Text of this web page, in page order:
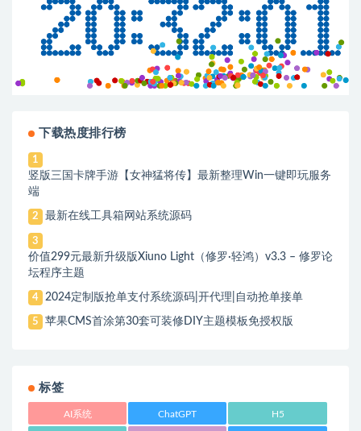
下载热度排行榜
1
竖版三国卡牌手游【女神猛将传】最新整理Win一键即玩服务
端
2 最新在线工具箱网站系统源码
3
价值299元最新升级版Xiuno Light（修罗·轻鸿）v3.3 – 修罗论
坛程序主题
4 2024定制版抢单支付系统源码|开代理|自动抢单接单
5 苹果CMS首涂第30套可装修DIY主题模板免授权版
标签
AI系统 ChatGPT H5